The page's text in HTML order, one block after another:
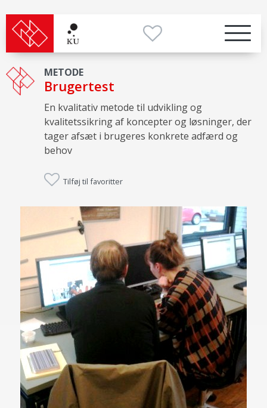
METODE
Brugertest
En kvalitativ metode til udvikling og
kvalitetssikring af koncepter og løsninger, der
tager afsæt i brugeres konkrete adfærd og
behov
Tilføj til favoritter